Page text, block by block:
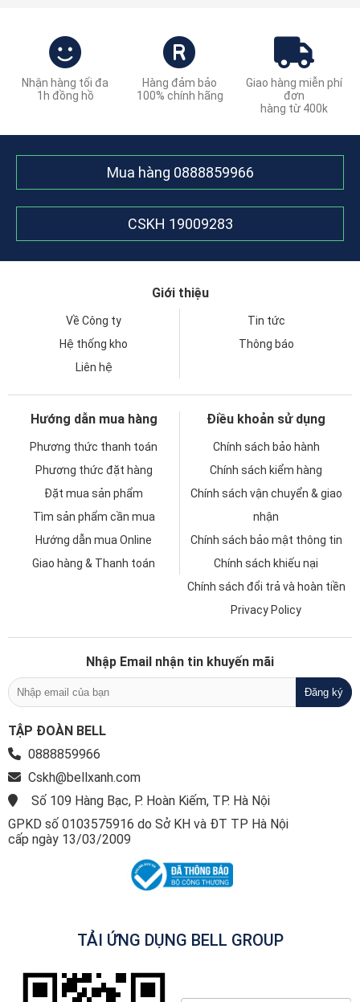
Nhận hàng tối đa
1h đồng hồ
Hàng đảm bảo
100% chính hãng
Giao hàng miễn phí
đơn
hàng từ 400k
Mua hàng 0888859966
CSKH 19009283
Giới thiệu
Về Công ty
Tin tức
Hệ thống kho
Thông báo
Liên hệ
Hướng dẫn mua hàng
Phương thức thanh toán
Phương thức đặt hàng
Đặt mua sản phẩm
Tìm sản phẩm cần mua
Hướng dẫn mua Online
Giao hàng & Thanh toán
Điều khoản sử dụng
Chính sách bảo hành
Chính sách kiểm hàng
Chính sách vận chuyển & giao
nhận
Chính sách bảo mật thông tin
Chính sách khiếu nại
Chính sách đổi trả và hoàn tiền
Privacy Policy
Nhập Email nhận tin khuyến mãi
TẬP ĐOÀN BELL
0888859966
Cskh@bellxanh.com
Số 109 Hàng Bạc, P. Hoàn Kiếm, TP. Hà Nội
GPKD số 0103575916 do Sở KH và ĐT TP Hà Nội
cấp ngày 13/03/2009
TẢI ỨNG DỤNG BELL GROUP